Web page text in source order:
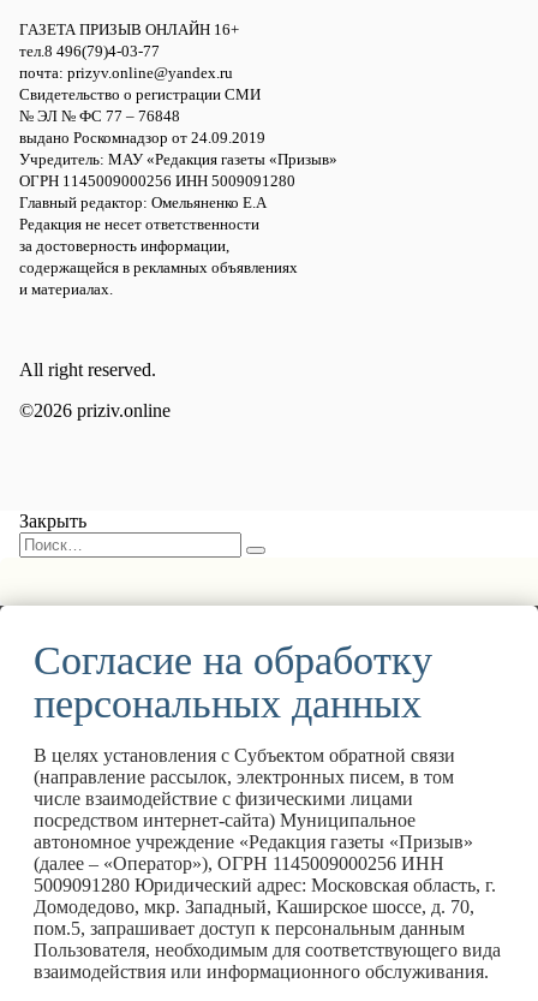
ГАЗЕТА ПРИЗЫВ ОНЛАЙН 16+
тел.8 496(79)4-03-77
почта: prizyv.online@yandex.ru
Свидетельство о регистрации СМИ
№ ЭЛ № ФС 77 – 76848
выдано Роскомнадзор от 24.09.2019
Учредитель: МАУ «Редакция газеты «Призыв»
ОГРН 1145009000256 ИНН 5009091280
Главный редактор: Омельяненко Е.А
Редакция не несет ответственности
за достоверность информации,
содержащейся в рекламных объявлениях
и материалах.
All right reserved.
©2026 priziv.online
Закрыть
Согласие на обработку
персональных данных
В целях установления с Субъектом обратной связи
(направление рассылок, электронных писем, в том
числе взаимодействие с физическими лицами
посредством интернет-сайта) Муниципальное
автономное учреждение «Редакция газеты «Призыв»
(далее – «Оператор»), ОГРН 1145009000256 ИНН
5009091280 Юридический адрес: Московская область, г.
Домодедово, мкр. Западный, Каширское шоссе, д. 70,
пом.5, запрашивает доступ к персональным данным
Пользователя, необходимым для соответствующего вида
взаимодействия или информационного обслуживания.